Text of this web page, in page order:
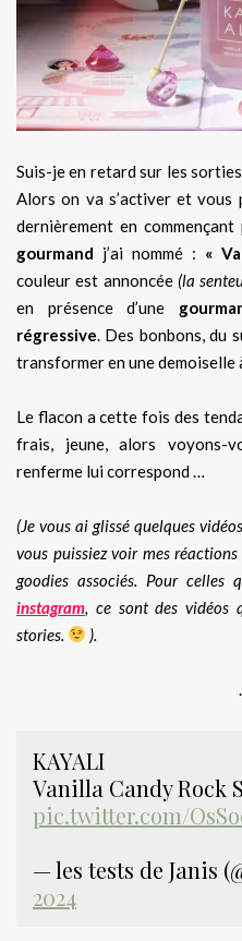
Suis-je en retard sur les
Alors on va s’activer et
dernièrement en
gourmand j’ai nommé : «
couleur est annoncée(la
en présence d’une
régressive. Des bonbons, du
transformer en une demoiselle
Le flacon a cette fois des
frais, jeune, alors voyons-
renferme lui correspond …
(Je vous ai glissé quelques
vous puissiez voir mes
goodies associés. Pour celles
instagram, ce sont des vidéos
stories.
).
KAYALI
Vanilla Candy Rock
pic.twitter.com/
— les tests de Janis
2024